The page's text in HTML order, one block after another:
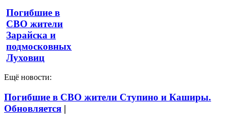
Погибшие в
СВО жители
Зарайска и
подмосковных
Луховиц
Ещё новости:
Погибшие в СВО жители Ступино и Каширы.
Обновляется |